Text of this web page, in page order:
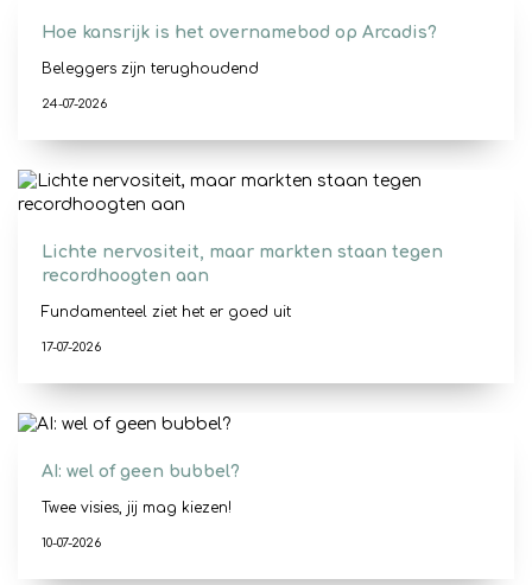
Hoe kansrijk is het overnamebod op Arcadis?
Beleggers zijn terughoudend
24-07-2026
Lichte nervositeit, maar markten staan tegen
recordhoogten aan
Fundamenteel ziet het er goed uit
17-07-2026
AI: wel of geen bubbel?
Twee visies, jij mag kiezen!
10-07-2026